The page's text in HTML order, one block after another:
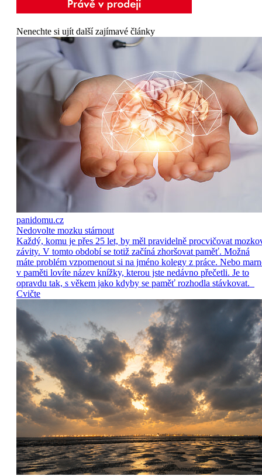
Nenechte si ujít další zajímavé články
panidomu.cz
Nedovolte mozku stárnout
Každý, komu je přes 25 let, by měl pravidelně procvičovat
závity. V tomto období se totiž začíná zhoršovat paměť. Možná
máte problém vzpomenout si na jméno kolegy z práce. Nebo
v paměti lovíte název knížky, kterou jste nedávno přečetli. Je to
opravdu tak, s věkem jako kdyby se paměť rozhodla stávkovat.
Cvičte